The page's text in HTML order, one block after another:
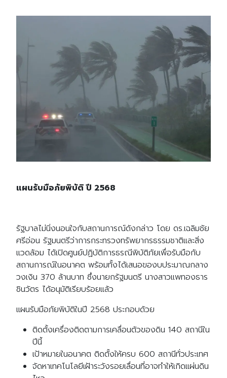
แผนรับมือภัยพิบัติ ปี 2568
รัฐบาลไม่นิ่งนอนใจกับสถานการณ์ดังกล่าว โดย ดร.เฉลิมชัย
ศรีอ่อน รัฐมนตรีว่าการกระทรวงทรัพยากรธรรมชาติและสิ่ง
แวดล้อม ได้เปิดศูนย์ปฏิบัติการธรณีพิบัติภัยเพื่อรับมือกับ
สถานการณ์ในอนาคต พร้อมทั้งได้เสนอของบประมาณกลาง
วงเงิน 370 ล้านบาท ซึ่งนายกรัฐมนตรี นางสาวแพทองธาร
ชินวัตร ได้อนุมัติเรียบร้อยแล้ว
แผนรับมือภัยพิบัติในปี 2568 ประกอบด้วย
ติดตั้งเครื่องติดตามการเคลื่อนตัวของดิน 140 สถานีใน
ปีนี้
เป้าหมายในอนาคต ติดตั้งให้ครบ 600 สถานีทั่วประเทศ
จัดหาเทคโนโลยีเฝ้าระวังรอยเลื่อนที่อาจทำให้เกิดแผ่นดิน